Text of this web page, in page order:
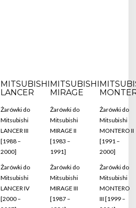
MITSUBISHI
LANCER
Żarówki do
Mitsubishi
LANCER III
[1988 –
2000]
Żarówki do
Mitsubishi
LANCER IV
[2000 –
MITSUBISHI
MIRAGE
Żarówki do
Mitsubishi
MIRAGE II
[1983 –
1991]
Żarówki do
Mitsubishi
MIRAGE III
[1987 –
Żarówki do
Mitsubishi
MONTERO II
[1991 –
2000]
Żarówki do
Mitsubishi
MONTERO
III [1999 –